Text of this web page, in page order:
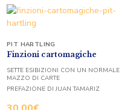
Finzioni cartomagiche
PIT HARTLING
SETTE ESIBIZIONI CON UN NORMALE
MAZZO DI CARTE
PREFAZIONE DI JUAN TAMARIZ